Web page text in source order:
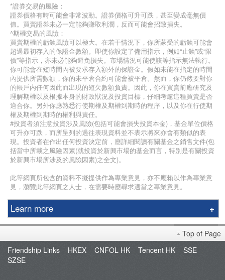
*證券交易的風險：
證券價格有時可能會非常波動。證券價格可升可跌，甚至變成毫無價
值。買賣證券未必一定能夠賺取利潤，反而可能會招致損失。
^期權交易的風險：
買賣期權的虧蝕風險可以極大。在若干情況下，你所蒙受的虧蝕可能會
超過最初存入的保證金數額。即使你設定了備用指示，例如“止蝕”或“限
價”等指示，亦未必能夠避免損失。市場情況可能使該等指示無法執行。
你可能會在短時間內被要求存入額外的保證金。假如未能在指定的時間
內提供所需數額，你的未平倉合約可能會被平倉。然而，你仍然要對你
的帳戶內任何因此而出現的短欠數額負責。因此，你在買賣前應研究及
理解期權以及根據本身的財政狀況及投資目標，仔細考慮這種買賣是否
適合你。另外你應熟悉行使期權及期權到期時的程序，以及你在行使期
權及期權到期時的權利與責任。
#投資者須注意投資涉及風險(包括可能會損失投資本金)，基金單位價格
可升亦可跌，而所呈列的過往表現資料並不表示將來亦會有類似的表
現。投資者在作出任何投資決定前，應詳細閱讀有關基金之銷售文件(包
括當中所載之風險因素(就投資於新興市場的基金而言，特別是有關投資
於新興市場所涉及的風險因素)之全文)。
此等網頁所包含的資料不擬提供作為專業意見，亦不應賴以作為專業意
見，瀏覽此等網頁之人士，在需要時應尋求適當之專業意見。
Learn more
Education Center
Course & Seminar
Speaker
Top of Page
Friendship Links
HKEX CNFOL HK Tencent HK
SSE
SZSE